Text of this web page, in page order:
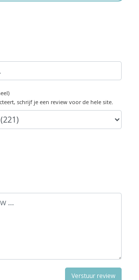
schrijf je een review voor de hele site.